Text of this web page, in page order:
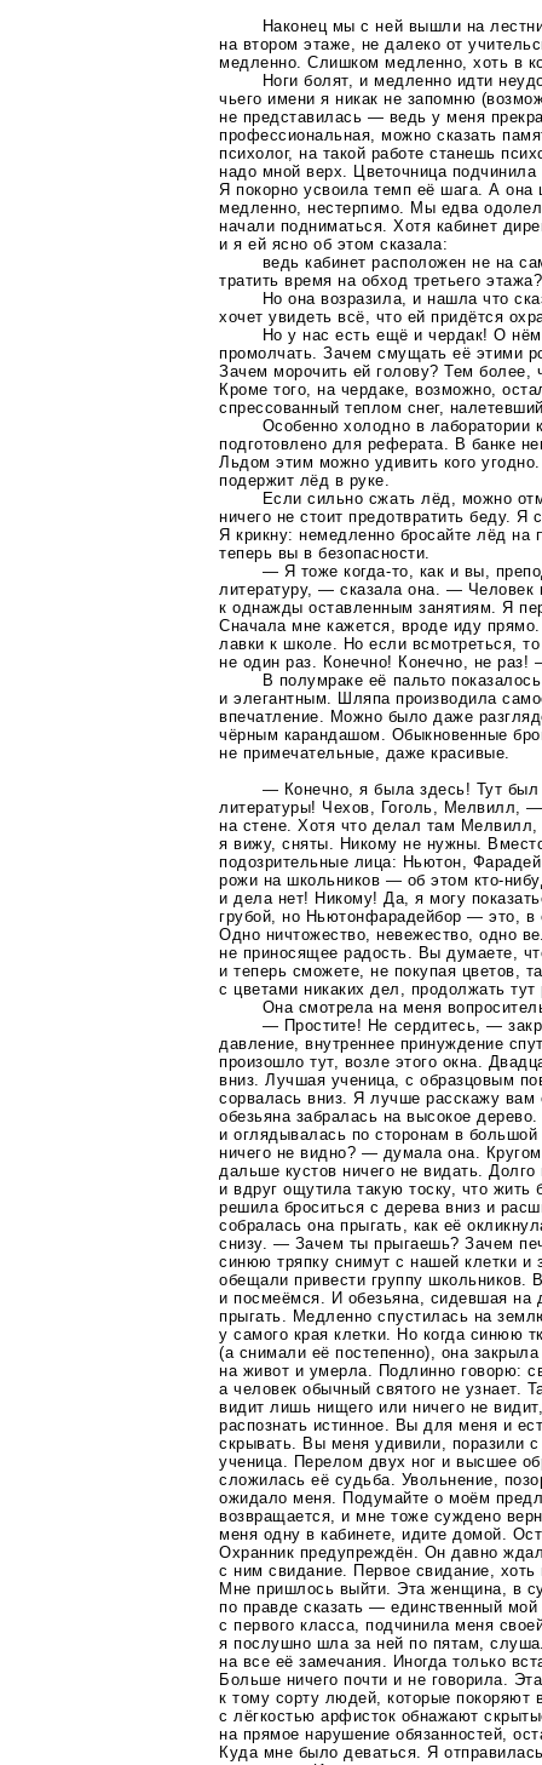
Наконец мы с ней вышли на
на втором этаже, не далеко от
медленно. Слишком медленно, хоть в
Ноги болят, и медленно идти
чьего имени я никак не запомню
не представилась — ведь у меня
профессиональная, можно сказать
психолог, на такой работе станешь
надо мной верх. Цветочница
Я покорно усвоила темп её шага. А она
медленно, нестерпимо. Мы едва
начали подниматься. Хотя кабинет
и я ей ясно об этом сказала:
ведь кабинет расположен не на
тратить время на обход третьего этажа?
Но она возразила, и нашла что
хочет увидеть всё, что ей придётся
Но у нас есть ещё и чердак! О
промолчать. Зачем смущать её этими
Зачем морочить ей голову? Тем более,
Кроме того, на чердаке, возможно,
спрессованный теплом снег,
Особенно холодно в лаборатории
подготовлено для реферата. В банке
Льдом этим можно удивить кого
подержит лёд в руке.
Если сильно сжать лёд, можно
ничего не стоит предотвратить беду. Я
Я крикну: немедленно бросайте лёд на
теперь вы в безопасности.
— Я тожекогда-то , как и вы,
литературу, — сказала она. — Человек
к однажды оставленным занятиям. Я
Сначала мне кажется, вроде иду
лавки к школе. Но если всмотреться,
не один раз. Конечно! Конечно, не раз!
В полумраке её пальто
и элегантным. Шляпа производила
впечатление. Можно было даже
чёрным карандашом. Обыкновенные
не примечательные, даже красивые.
— Конечно, я была здесь! Тут был
литературы! Чехов, Гоголь, Мелвилл,
на стене. Хотя что делал там Мелвилл,
я вижу, сняты. Никому не нужны.
подозрительные лица: Ньютон,
рожи на школьников — об этом кто-
и дела нет! Никому! Да, я могу
грубой, но Ньютонфарадейбор — это, в
Одно ничтожество, невежество, одно
не приносящее радость. Вы думаете,
и теперь сможете, не покупая цветов,
с цветами никаких дел, продолжать тут
Она смотрела на меня
— Простите! Не сердитесь, —
давление, внутреннее принуждение
произошло тут, возле этого окна.
вниз. Лучшая ученица, с образцовым
сорвалась вниз. Я лучше расскажу
обезьяна забралась на высокое
и оглядывалась по сторонам в
ничего не видно? — думала она.
дальше кустов ничего не видать.
и вдруг ощутила такую тоску, что
решила броситься с дерева вниз и
собралась она прыгать, как её
снизу. — Зачем ты прыгаешь? Зачем
синюю тряпку снимут с нашей клетки и
обещали привести группу школьников.
и посмеёмся. И обезьяна, сидевшая на
прыгать. Медленно спустилась на
у самого края клетки. Но когда синюю
(а снимали её постепенно), она
на живот и умерла. Подлинно говорю:
а человек обычный святого не узнает.
видит лишь нищего или ничего не
распознать истинное. Вы для меня и
скрывать. Вы меня удивили, поразили
ученица. Перелом двух ног и высшее
сложилась её судьба. Увольнение,
ожидало меня. Подумайте о моём
возвращается, и мне тоже суждено
меня одну в кабинете, идите домой.
Охранник предупреждён. Он давно
с ним свидание. Первое свидание,
Мне пришлось выйти. Эта женщина, в
по правде сказать — единственный
с первого класса, подчинила меня
я послушно шла за ней по пятам,
на все её замечания. Иногда только
Больше ничего почти и не говорила.
к тому сорту людей, которые покоряют
с лёгкостью арфисток обнажают
на прямое нарушение обязанностей,
Куда мне было деваться. Я